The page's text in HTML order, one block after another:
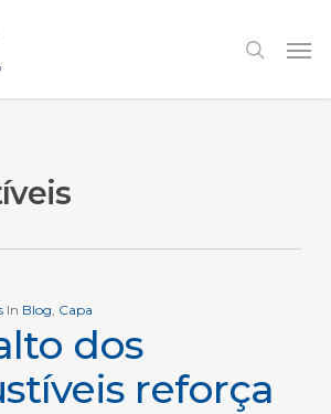
search
In Blog, Capa
dos
reforça